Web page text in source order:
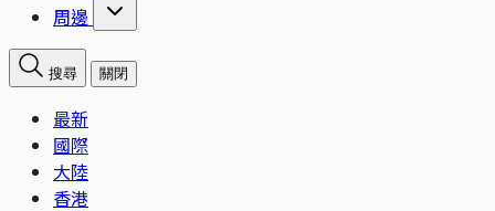
周邊
搜尋 關閉
最新
國際
大陸
香港